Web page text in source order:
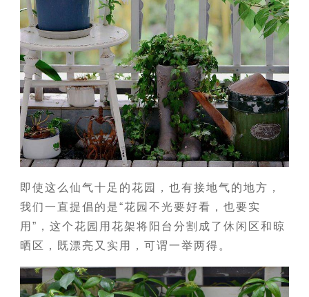
即使这么仙气十足的花园，也有接地气的地方，
我们一直提倡的是“花园不光要好看，也要实
用”，这个花园用花架将阳台分割成了休闲区和晾
晒区，既漂亮又实用，可谓一举两得。